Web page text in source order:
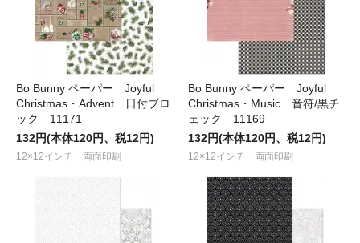
Bo Bunny ペーパー Joyful
Christmas・Advent 日付ブロ
ック 11171
132円(本体120円、税12円)
12×12インチ 両面印刷
Bo Bunny ペーパー Joyful
Christmas・Music 音符/黒チ
ェック 11169
132円(本体120円、税12円)
12×12インチ 両面印刷